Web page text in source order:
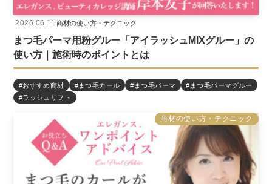
まつ毛パーマ用粉グルー「アイラッシュMIXグルー」の
使い方｜施術時のポイントとは
#おすすめ商材 #まつ毛カール #まつ毛パーマ
#まつ毛パーマグルー
#ラッシュリフト
2026.06.11 商材の使い方・テクニック
商材の使い方・テクニック